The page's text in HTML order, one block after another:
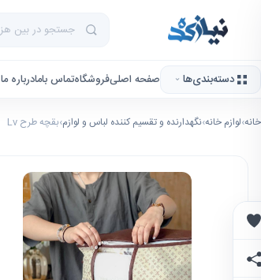
دسته‌بندی‌ها صفحه اصلیفروشگاهتماس بامادرباره ما
خانه›لوازم خانه›نگهدارنده و تقسیم کننده لباس و لوازم›بقچه طرح Lv
علاقه‌مندی‌ها
اشتراک‌گذاری